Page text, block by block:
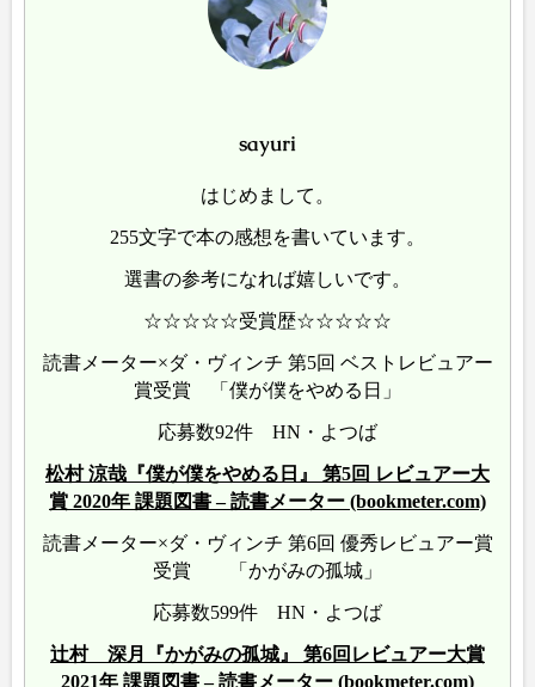
sayuri
はじめまして。
255文字で本の感想を書いています。
選書の参考になれば嬉しいです。
☆☆☆☆☆受賞歴☆☆☆☆☆
読書メーター×ダ・ヴィンチ 第5回 ベストレビュアー
賞受賞 「僕が僕をやめる日」
応募数92件 HN・よつば
松村 涼哉『僕が僕をやめる日』 第5回 レビュアー大
賞 2020年 課題図書 – 読書メーター (bookmeter.com)
読書メーター×ダ・ヴィンチ 第6回 優秀レビュアー賞
受賞 「かがみの孤城」
応募数599件 HN・よつば
辻村 深月『かがみの孤城』 第6回レビュアー大賞
2021年 課題図書 – 読書メーター (bookmeter.com)